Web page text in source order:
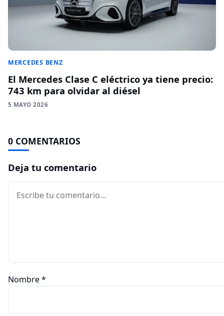
MERCEDES BENZ
El Mercedes Clase C eléctrico ya tiene precio:
743 km para olvidar al diésel
5 MAYO 2026
0 COMENTARIOS
Deja tu comentario
Comentario
Nombre*